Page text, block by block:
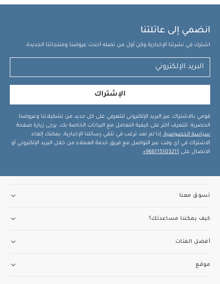
انضمي إلى عائلتنا
اشترك في نشرتنا الإخبارية وكن أول من تصله أحدث عروضنا ومنتجاتنا الجديدة.
الإشتراك
قومي بالاشتراك عبر البريد الإلكتروني لتتعرفي على كل جديد من تشكيلاتنا وعروضنا
الحصرية. للتعرف أكثر على كيفية التعامل مع البيانات الخاصة بك، يرجى زيارة صفحة
سياسة الخصوصية .إذا لم تعد ترغب في تلقي رسائلنا الإخبارية، يمكنك إلغاء
الاشتراك في أي وقت عبر التواصل مع فريق خدمة العملاء من خلال البريد الإلكتروني أو
الاتصال على 966115103211+
.
تسوق معنا
كيف يمكننا مساعدتك؟
أفضل الفئات
موقع